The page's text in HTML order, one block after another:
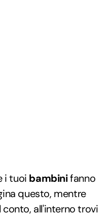
i tuoi bambinifanno
questo, mentre
all'interno trovi